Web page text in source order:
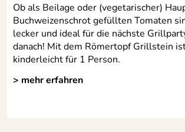
Ob als Beilage oder (vegetarischer)
Buchweizenschrot gefüllten Tomaten
lecker und ideal für die nächste
danach! Mit dem Römertopf Grillstein
kinderleicht für 1 Person.
> mehr erfahren